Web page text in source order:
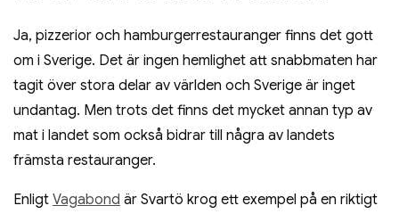
Ja, pizzerior och hamburgerrestauranger finns det gott
om i Sverige. Det är ingen hemlighet att snabbmaten har
tagit över stora delar av världen och Sverige är inget
undantag. Men trots det finns det mycket annan typ av
mat i landet som också bidrar till några av landets
främsta restauranger.
Enligt Vagabond är Svartö krog ett exempel på en riktigt